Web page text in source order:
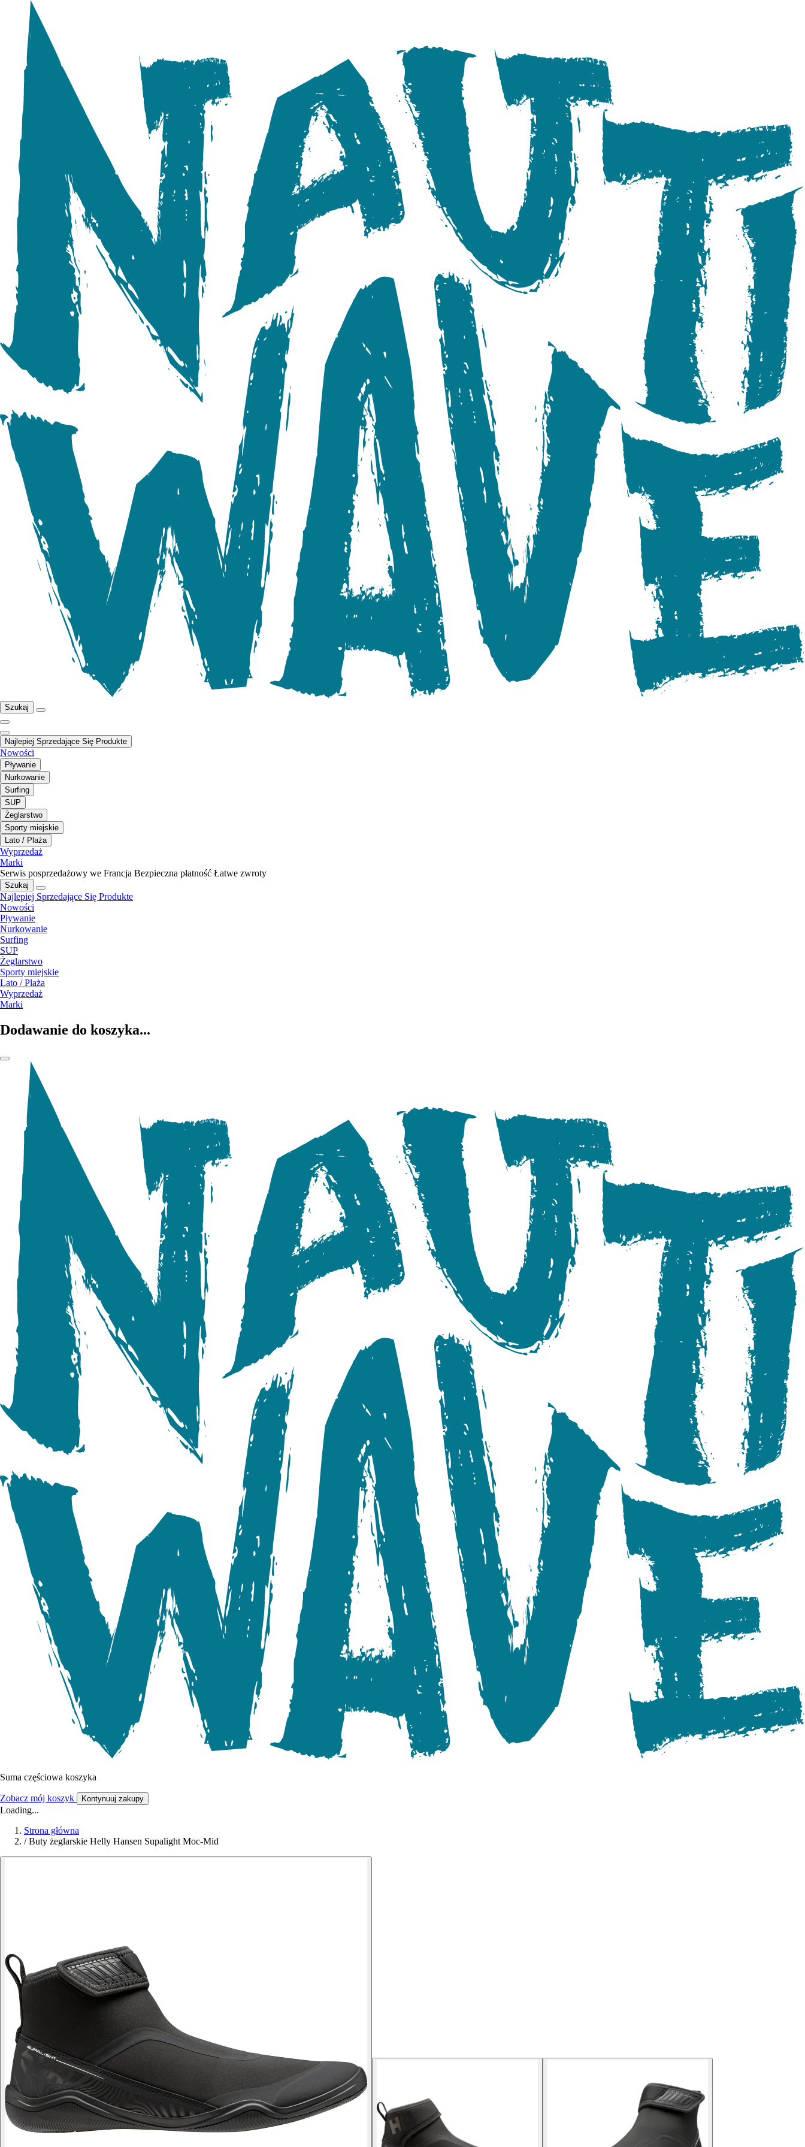
Szukaj
Najlepiej Sprzedające Się Produkte
Nowości
Pływanie
Nurkowanie
Surfing
SUP
Żeglarstwo
Sporty miejskie
Lato / Plaża
Wyprzedaż
Marki
Serwis posprzedażowy we Francja Bezpieczna płatność Łatwe zwroty
Szukaj
Najlepiej Sprzedające Się Produkte
Nowości
Pływanie
Nurkowanie
Surfing
SUP
Żeglarstwo
Sporty miejskie
Lato / Plaża
Wyprzedaż
Marki
Dodawanie do koszyka...
Suma częściowa koszyka
Zobacz mój koszyk Kontynuuj zakupy
Loading...
Strona główna
/ Buty żeglarskie Helly Hansen Supalight Moc-Mid